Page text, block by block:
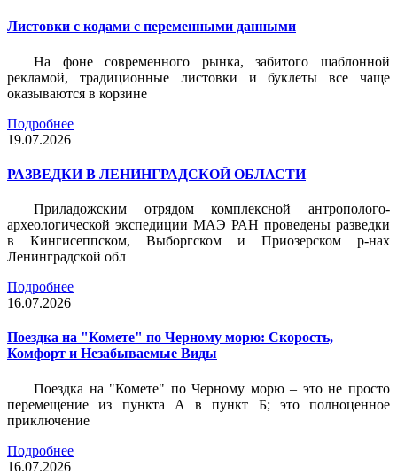
Листовки c кодами с переменными данными
На фоне современного рынка, забитого шаблонной
рекламой, традиционные листовки и буклеты все чаще
оказываются в корзине
Подробнее
19.07.2026
РАЗВЕДКИ В ЛЕНИНГРАДСКОЙ ОБЛАСТИ
Приладожским отрядом комплексной антрополого-
археологической экспедиции МАЭ РАН проведены разведки
в Кингисеппском, Выборгском и Приозерском р-нах
Ленинградской обл
Подробнее
16.07.2026
Поездка на "Комете" по Черному морю: Скорость,
Комфорт и Незабываемые Виды
Поездка на "Комете" по Черному морю – это не просто
перемещение из пункта А в пункт Б; это полноценное
приключение
Подробнее
16.07.2026